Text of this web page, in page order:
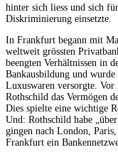
hinter sich liess und sich
Diskriminierung einsetzte.
In Frankfurt begann mit
weltweit grössten
beengten Verhältnissen in
Bankausbildung und
Luxuswaren versorgte.
Rothschild das Vermögen
Dies spielte eine wichtige
Und: Rothschild habe
gingen nach London,
Frankfurt ein